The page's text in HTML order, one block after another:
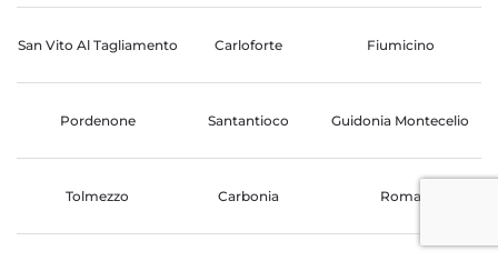
San Vito Al Tagliamento Carloforte Fiumicino
Pordenone Santantioco Guidonia Montecelio
Tolmezzo Carbonia Roma